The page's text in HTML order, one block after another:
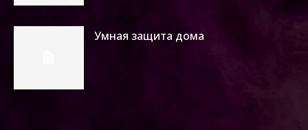
Умная защита дома